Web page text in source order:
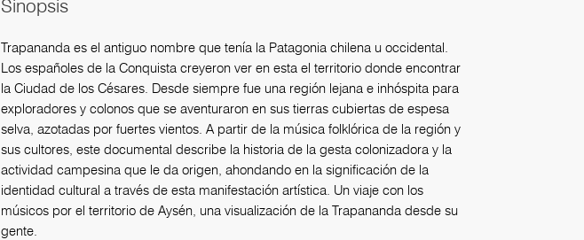
Sinopsis
Trapananda es el antiguo nombre que tenía la Patagonia chilena u occidental.
Los españoles de la Conquista creyeron ver en esta el territorio donde encontrar
la Ciudad de los Césares. Desde siempre fue una región lejana e inhóspita para
exploradores y colonos que se aventuraron en sus tierras cubiertas de espesa
selva, azotadas por fuertes vientos. A partir de la música folklórica de la región y
sus cultores, este documental describe la historia de la gesta colonizadora y la
actividad campesina que le da origen, ahondando en la significación de la
identidad cultural a través de esta manifestación artística. Un viaje con los
músicos por el territorio de Aysén, una visualización de la Trapananda desde su
gente.